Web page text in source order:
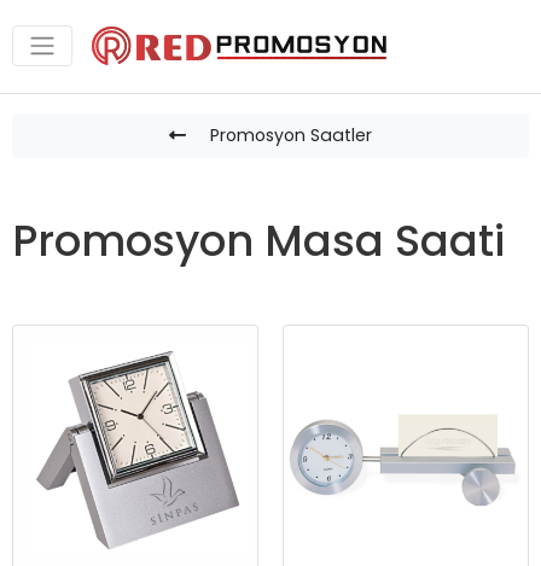
Promosyon Saatler
Promosyon Masa Saati